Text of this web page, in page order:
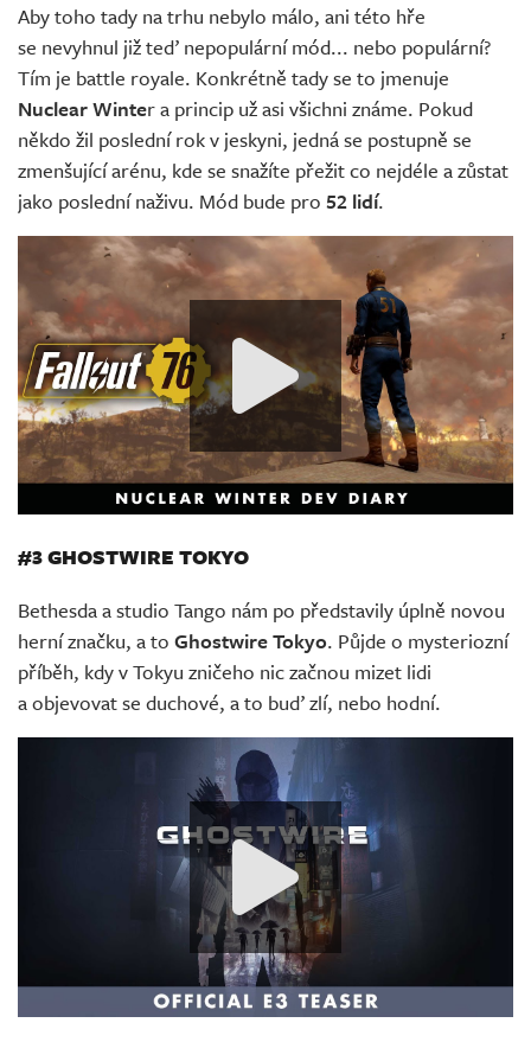
Aby toho tady na trhu nebylo málo, ani této hře
se nevyhnul již teď nepopulární mód... nebo populární?
Tím je battle royale. Konkrétně tady se to jmenuje
Nuclear Winter a princip už asi všichni známe. Pokud
někdo žil poslední rok v jeskyni, jedná se postupně se
zmenšující arénu, kde se snažíte přežit co nejdéle a zůstat
jako poslední naživu. Mód bude pro 52 lidí.
#3 GHOSTWIRE TOKYO
Bethesda a studio Tango nám po představily úplně novou
herní značku, a to Ghostwire Tokyo. Půjde o mysteriozní
příběh, kdy v Tokyu zničeho nic začnou mizet lidi
a objevovat se duchové, a to buď zlí, nebo hodní.